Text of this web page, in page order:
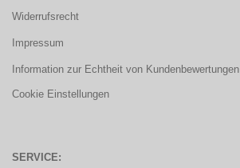
Widerrufsrecht
Impressum
Information zur Echtheit von Kundenbewertungen
Cookie Einstellungen
SERVICE: